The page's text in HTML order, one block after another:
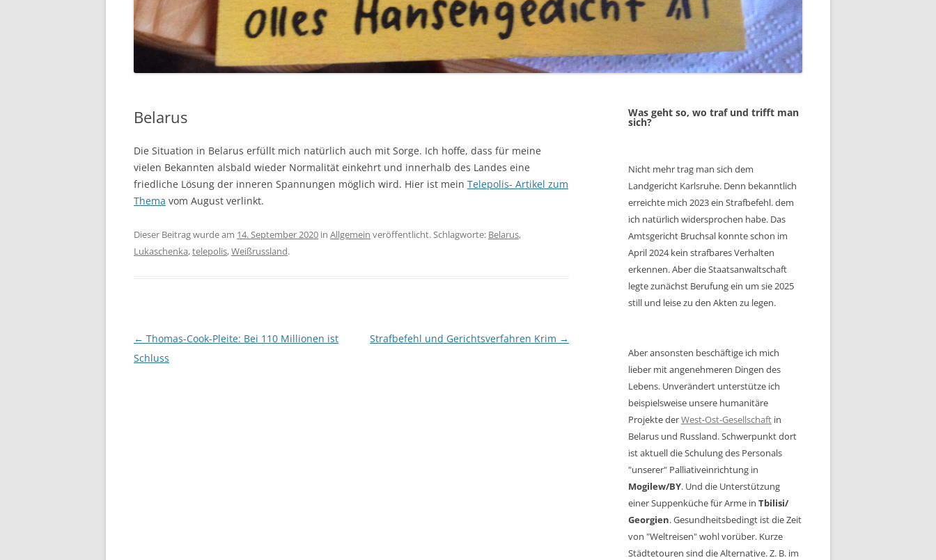
Belarus
Die Situation in Belarus erfüllt mich natürlich auch mit Sorge. Ich hoffe, dass für meine
vielen Bekannten alsbald wieder Normalität einkehrt und innerhalb des Landes eine
friedliche Lösung der inneren Spannungen möglich wird. Hier ist mein Telepolis- Artikel zum
Thema vom August verlinkt.
Dieser Beitrag wurde am 14. September 2020 in Allgemein veröffentlicht. Schlagworte: Belarus,
Lukaschenka,telepolis,Weißrussland.
Beitrags-
Navigation
← Thomas-Cook-Pleite: Bei 110 Millionen ist
Schluss
Strafbefehl und Gerichtsverfahren Krim →
Was geht so, wo traf und trifft man
sich?
Nicht mehr trag man sich dem
Landgericht Karlsruhe. Denn bekanntlich
erreichte mich 2023 ein Strafbefehl. dem
ich natürlich widersprochen habe. Das
Amtsgericht Bruchsal konnte schon im
April 2024 kein strafbares Verhalten
erkennen. Aber die Staatsanwaltschaft
legte zunächst Berufung ein um sie 2025
still und leise zu den Akten zu legen.
Aber ansonsten beschäftige ich mich
lieber mit angenehmeren Dingen des
Lebens. Unverändert unterstütze ich
beispielsweise unsere humanitäre
Projekte derWest-Ost-Gesellschaft in
Belarus und Russland. Schwerpunkt dort
ist aktuell die Schulung des Personals
"unserer" Palliativeinrichtung in
Mogilew/BY. Und die Unterstützung
einer Suppenküche für Arme in Tbilisi/
Georgien. Gesundheitsbedingt ist die Zeit
von "Weltreisen" wohl vorüber. Kurze
Städtetouren sind die Alternative. Z. B. im